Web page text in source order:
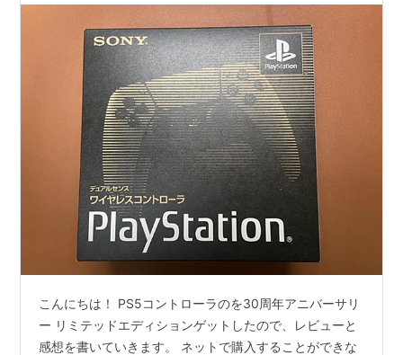
こんにちは！ PS5コントローラのを30周年アニバーサリ
ー リミテッドエディションゲットしたので、レビューと
感想を書いていきます。 ネットで購入することができな